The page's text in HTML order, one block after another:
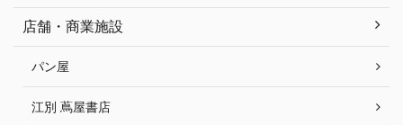
店舗・商業施設
パン屋
江別 蔦屋書店